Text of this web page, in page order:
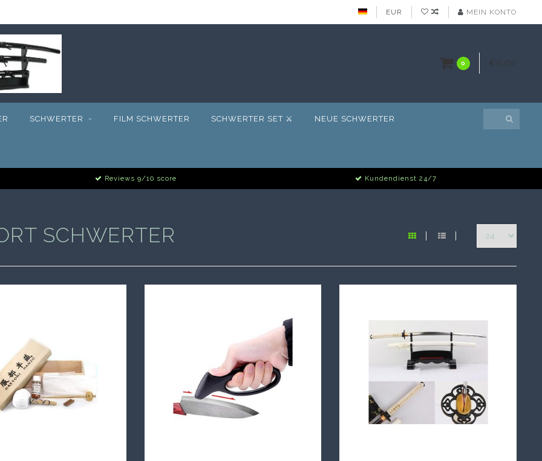
EUR MEIN KONTO
0 €0,00
SCHWERTER FILM SCHWERTER SCHWERTER SET ⚔️ NEUE SCHWERTER
Reviews 9/10 score Kundendienst 24/7
SCHWERTER